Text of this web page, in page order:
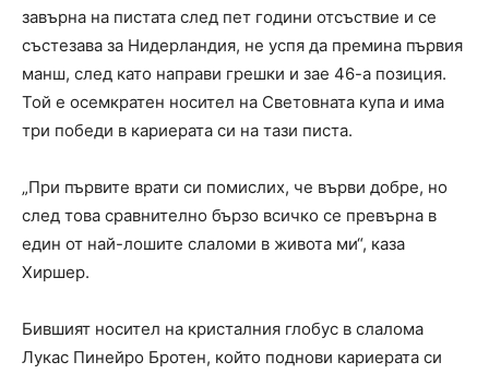
завърна на пистата след пет години отсъствие и се
състезава за Нидерландия, не успя да премина първия
манш, след като направи грешки и зае 46-а позиция.
Той е осемкратен носител на Световната купа и има
три победи в кариерата си на тази писта.
„При първите врати си помислих, че върви добре, но
след това сравнително бързо всичко се превърна в
един от най-лошите слаломи в живота ми“, каза
Хиршер.
Бившият носител на кристалния глобус в слалома
Лукас Пинейро Бротен, който поднови кариерата си